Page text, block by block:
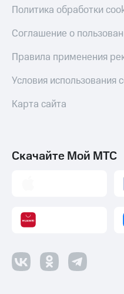
МТС Pay
Оплата
коду
Смартфоны
колонки
Планшеты
Политика обработки
Соглашение о
Правила применения
Условия использования
Карта сайта
Скачайте Мой МТС